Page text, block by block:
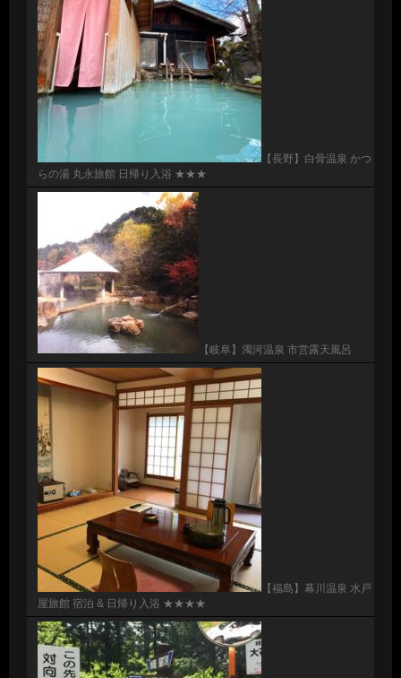
【長野】白骨温泉 かつ
らの湯 丸永旅館 日帰り入浴 ★★★
【岐阜】濁河温泉 市営露天風呂
【福島】幕川温泉 水戸
屋旅館 宿泊 & 日帰り入浴 ★★★★